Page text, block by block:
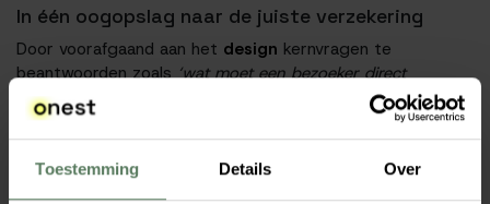
Toestemming Details Over
In één oogopslag naar de juiste verzekering
Door voorafgaand aan het design kernvragen te
beantwoorden zoals‘wat moet een bezoeker direct
snappen?’
‘waar ontstaat twijfel en hoe vangen we die
op?’werd duidelijk wat nodig is: het volledige
verzekeringsaanbod in één oogopslag begrijpelijk maken
en bezoekers zekerheid geven tijdens hun keuze.